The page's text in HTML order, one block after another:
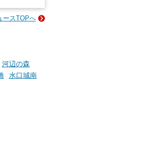
やり過ごす
せんか？
ースTOPへ
河辺の森
水口城南